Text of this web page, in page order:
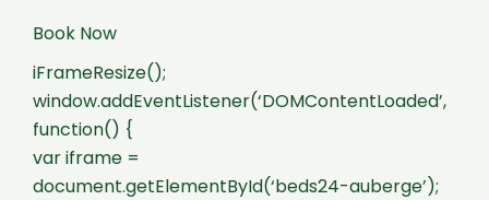
Book Now
iFrameResize();
window.addEventListener(‘DOMContentLoaded’,
function() {
var iframe =
document.getElementById(‘beds24-auberge’);